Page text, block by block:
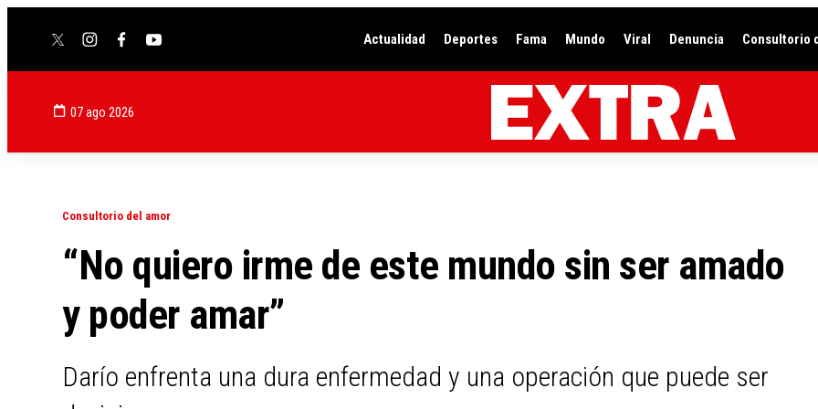
twitterinstagram
facebookyoutube Actualidad Deportes Fama Mundo Viral Denuncia Consultorio
07 ago 2026
Consultorio del amor
“No quiero irme de este mundo sin ser amado
y poder amar”
Darío enfrenta una dura enfermedad y una operación que puede ser